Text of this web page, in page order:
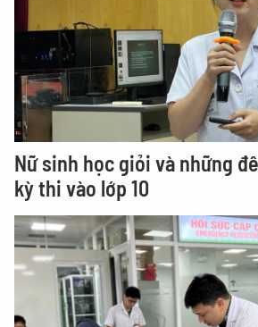
Nữ sinh học giỏi và những
kỳ thi vào lớp 10